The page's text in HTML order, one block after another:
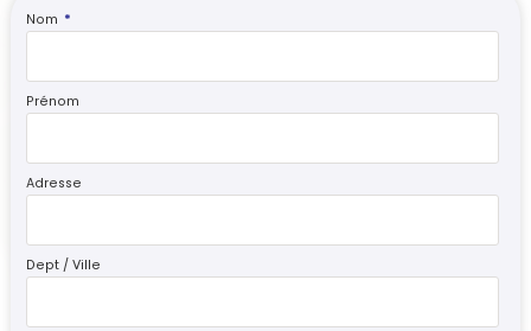
Nom *
Prénom
Adresse
Dept / Ville